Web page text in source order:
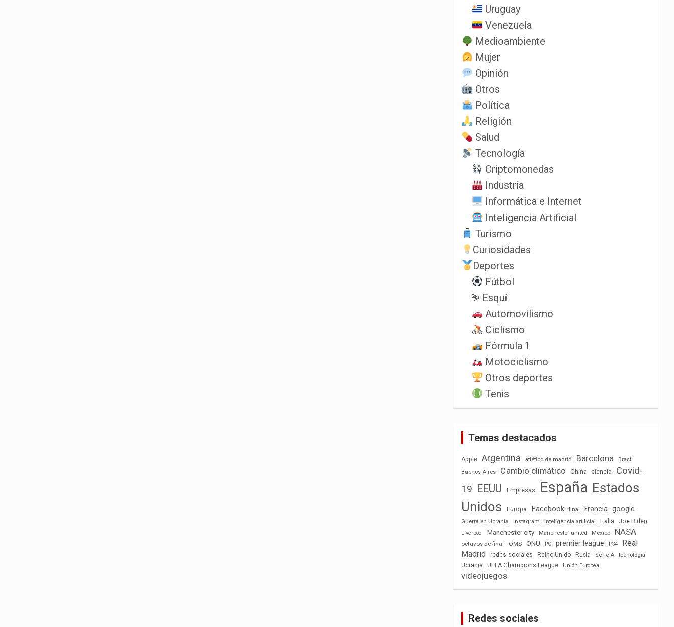
Uruguay
Venezuela
Medioambiente
Mujer
Opinión
Otros
Política
Religión
Salud
Tecnología
Criptomonedas
Industria
Informática e Internet
Inteligencia Artificial
Turismo
Curiosidades
Deportes
Fútbol
⛷️ Esquí
Automovilismo
Ciclismo
Fórmula 1
Motociclismo
Otros deportes
Tenis
Temas destacados
Apple Argentina atlético de madrid Barcelona
Brasil
Buenos Aires
Cambio climático China ciencia
Covid-
19
EEUU Empresas España Estados
Unidos
Europa Facebook final Francia google
Guerra en Ucrania Instagram inteligencia artificial Italia Joe Biden
Liverpool Manchester city Manchester united México NASA
octavos de final OMS ONU PC premier league PS4
Real
Madrid
redes sociales Reino Unido Rusia Serie A
tecnología
Ucrania
UEFA Champions League Unión Europea
videojuegos
Redes sociales